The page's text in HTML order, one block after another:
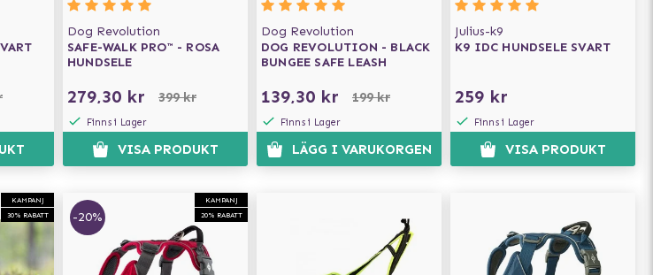
Dog Revolution
SAFE-WALK PRO™ - ROSA
HUNDSELE
279,30 kr 399 kr
Finns i Lager
VISA PRODUKT
Dog Revolution
DOG REVOLUTION - BLACK
BUNGEE SAFE LEASH
139,30 kr 199 kr
Finns i Lager
LÄGG I VARUKORGEN
Julius-k9
K9 IDC HUNDSELE SVART
259 kr
Finns i Lager
VISA PRODUKT
KAMPANJ
30% RABATT
KAMPANJ
20% RABATT
-20%